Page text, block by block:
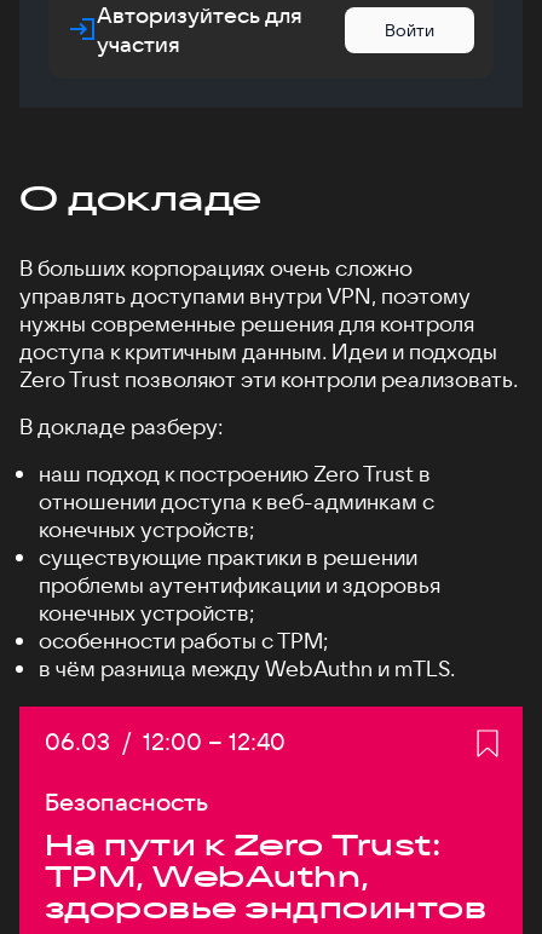
Авторизуйтесь для
участия
Войти
О докладе
В больших корпорациях очень сложно
управлять доступами внутри VPN, поэтому
нужны современные решения для контроля
доступа к критичным данным. Идеи и подходы
Zero Trust позволяют эти контроли реализовать.
В докладе разберу:
наш подход к построению Zero Trust в
отношении доступа к веб-админкам с
конечных устройств;
существующие практики в решении
проблемы аутентификации и здоровья
конечных устройств;
особенности работы c TPM;
в чём разница между WebAuthn и mTLS.
Дата:
06.03 / Начало:
12:00 – Конец:
12:40
Безопасность
На пути к Zero Trust:
TPM, WebAuthn,
здоровье эндпоинтов